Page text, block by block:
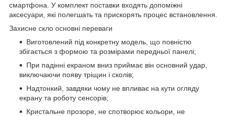
смартфона. У комплект поставки входять допоміжні
аксесуари, які полегшать та прискорять процес встановлення.
Захисне скло основні переваги
Виготовлений під конкретну модель, що повністю
збігається з формою та розмірами передньої панелі;
При падінні екраном вниз приймає він основний удар,
виключаючи появу тріщин і сколів;
Надтонкий, завдяки чому не впливає на кути огляду
екрану та роботу сенсорів;
Кристальне прозоре, не спотворює кольори, не